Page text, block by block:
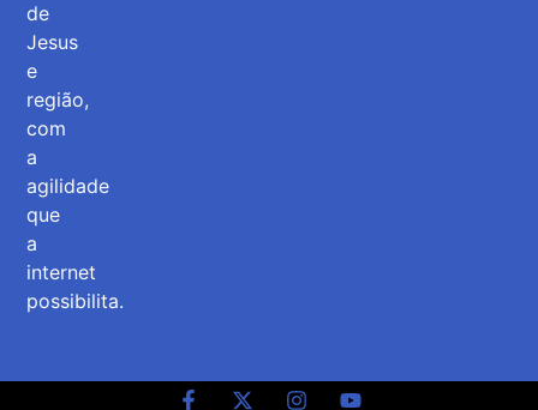
de
Jesus
e
região,
com
a
agilidade
que
a
internet
possibilita.